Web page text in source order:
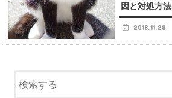
因と対処方法
2018.11.28